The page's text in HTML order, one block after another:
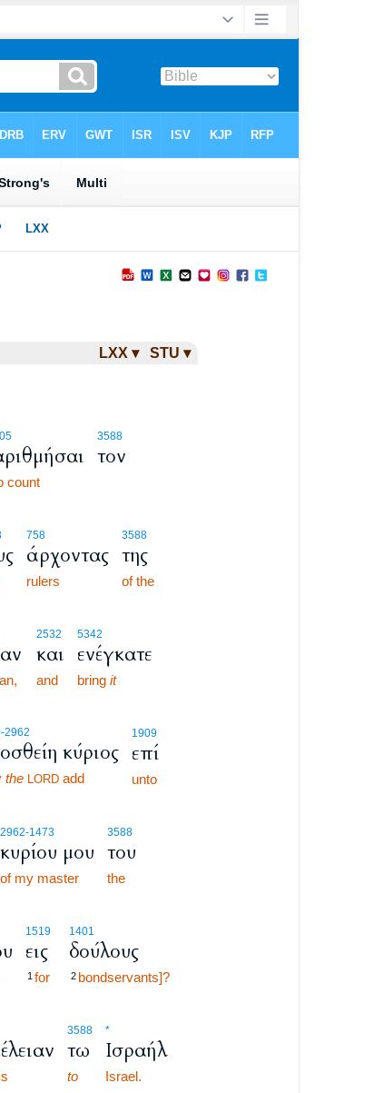
LXX ▾ STU ▾
count
3588
τον
758
άρχοντας
rulers
3588
της
of the
2532
και
and
5342
ενέγκατε
bring it
-2962
κύριος
the LORDadd
1909
επί
unto
2962-1473
κυρίου μου
of my master
3588
του
the
1519
εις
1 for
1401
δούλους
2 bondservants]?
3588
τω
to
*
Ισραήλ
Israel.